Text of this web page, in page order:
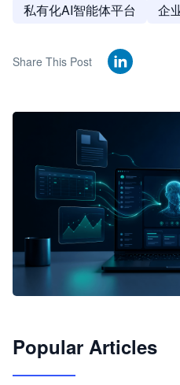
私有化AI智能体平台
企
Share This Post
JimoClaw 桌面 AI
Popular Articles